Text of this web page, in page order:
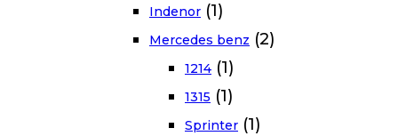
Indenor (1)
Mercedes benz (2)
1214 (1)
1315 (1)
Sprinter (1)